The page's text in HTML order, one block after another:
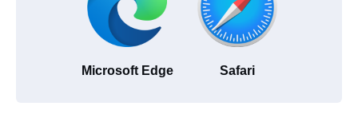
Microsoft Edge Safari